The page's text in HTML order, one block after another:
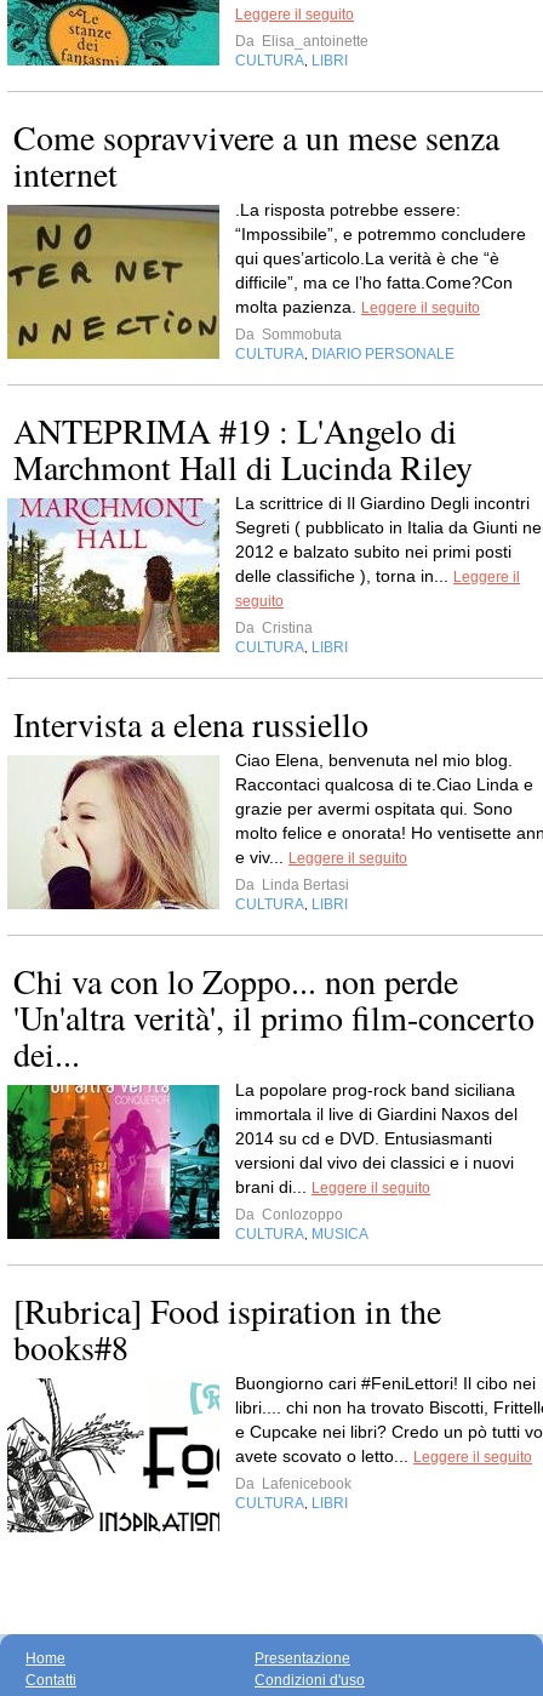
Leggere il seguito
Da Elisa_antoinette
CULTURA LIBRI
Come sopravvivere a un mese senza
internet
.La risposta potrebbe essere:
“Impossibile”, e potremmo concludere
qui ques’articolo.La verità è che “è
difficile”, ma ce l’ho fatta.Come?Con
molta pazienza.
Leggere il seguito
Da Sommobuta
CULTURA DIARIO PERSONALE
ANTEPRIMA #19 : L'Angelo di
Marchmont Hall di Lucinda Riley
La scrittrice di Il Giardino Degli incontri
Segreti ( pubblicato in Italia da Giunti
2012 e balzato subito nei primi posti
delle classifiche ), torna in...
Leggere il
seguito
Da Cristina
CULTURA LIBRI
Intervista a elena russiello
Ciao Elena, benvenuta nel mio blog.
Raccontaci qualcosa di te.Ciao Linda e
grazie per avermi ospitata qui. Sono
molto felice e onorata! Ho ventisette
e viv...
Leggere il seguito
Da Linda Bertasi
CULTURA LIBRI
Chi va con lo Zoppo... non perde
'Un'altra verità', il primo film-concerto
dei...
La popolare prog-rock band siciliana
immortala il live di Giardini Naxos del
2014 su cd e DVD. Entusiasmanti
versioni dal vivo dei classici e i nuovi
brani di...
Leggere il seguito
Da Conlozoppo
CULTURA MUSICA
[Rubrica] Food ispiration in the
books#8
Buongiorno cari #FeniLettori! Il cibo nei
libri.... chi non ha trovato Biscotti,
e Cupcake nei libri? Credo un pò tutti
avete scovato o letto...
Leggere il seguito
Da Lafenicebook
CULTURA LIBRI
Home
Contatti
Presentazione
Condizioni d'uso